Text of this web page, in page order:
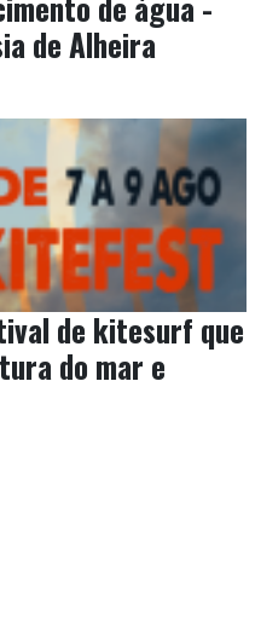
de Alheira
de kitesurf que
do mar e